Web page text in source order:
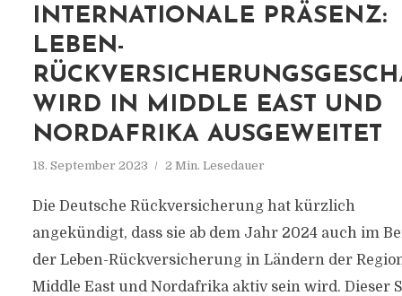
INTERNATIONALE PRÄSENZ:
LEBEN-
WIRD IN MIDDLE EAST UND
NORDAFRIKA AUSGEWEITET
18. September 2023 2 Min. Lesedauer
Die Deutsche Rückversicherung hat kürzlich
angekündigt, dass sie ab dem Jahr 2024 auch im
der Leben-Rückversicherung in Ländern der
Middle East und Nordafrika aktiv sein wird. Dieser